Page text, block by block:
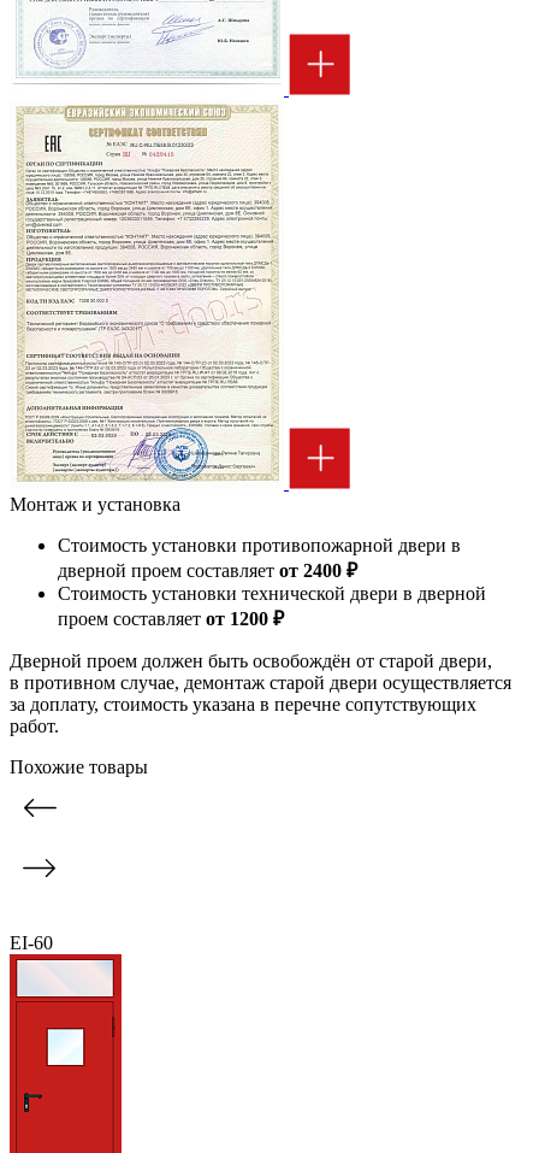
Монтаж и установка
Стоимость установки противопожарной двери в
дверной проем составляет от 2400 ₽
Стоимость установки технической двери в дверной
проем составляет от 1200 ₽
Дверной проем должен быть освобождён от старой двери,
в противном случае, демонтаж старой двери осуществляется
за доплату, стоимость указана в перечне сопутствующих
работ.
Похожие товары
EI-60